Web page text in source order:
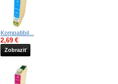
Kompatibil...
2,69 €
Zobraziť